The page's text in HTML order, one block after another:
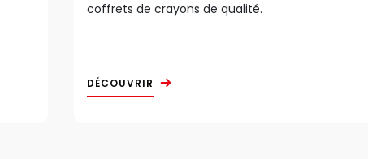
coffrets de crayons de qualité.
DÉCOUVRIR